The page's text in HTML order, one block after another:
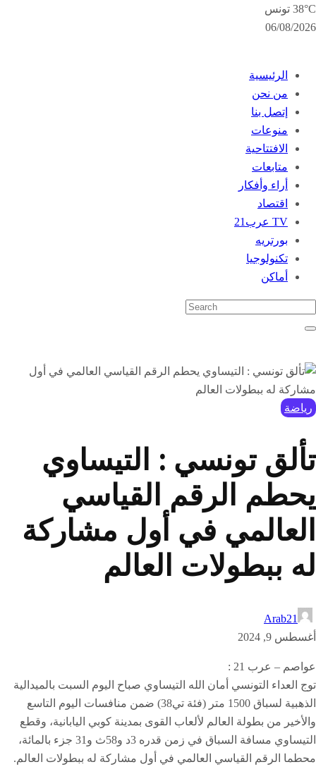
38°C تونس
06/08/2026
الرئيسية
من نحن
إتصل بنا
منوعات
الافتتاحية
متابعات
أراء وأفكار
اقتصاد
TV عرب21
بورتريه
تكنولوجيا
أماكن
رياضة
تألق تونسي : التيساوي
يحطم الرقم القياسي
العالمي في أول مشاركة
له ببطولات العالم
Arab21
أغسطس 9, 2024
عواصم – عرب 21 :
توج العداء التونسي أمان الله التيساوي صباح اليوم السبت بالميدالية
الذهبية لسباق 1500 متر (فئة تي38) ضمن منافسات اليوم التاسع
والأخير من بطولة العالم لألعاب القوى بمدينة كوبي اليابانية، وقطع
التيساوي مسافة السباق في زمن قدره 3د و58ث و31 جزء بالمائة،
محطما الرقم القياسي العالمي في أول مشاركة له ببطولات العالم.